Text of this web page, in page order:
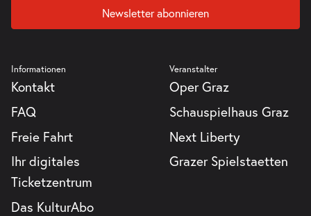
Newsletter abonnieren
Informationen
Kontakt
FAQ
Freie Fahrt
Ihr digitales
Ticketzentrum
Das KulturAbo
Veranstalter
Oper Graz
Schauspielhaus Graz
Next Liberty
Grazer Spielstaetten